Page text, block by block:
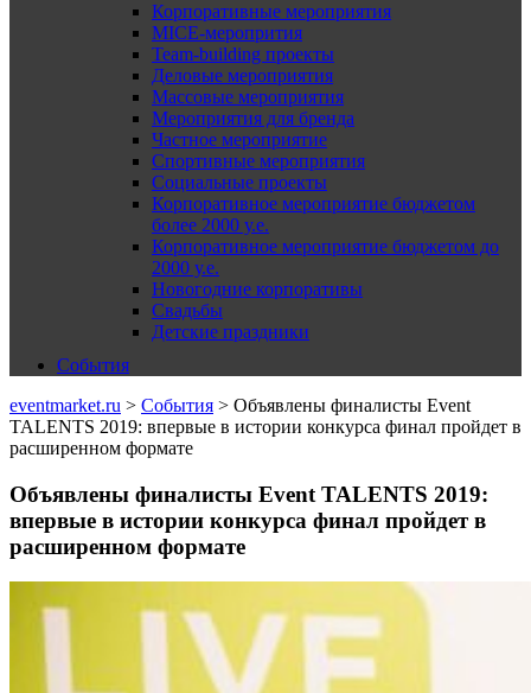
Корпоративные мероприятия
MICE-меропрития
Team-building проекты
Деловые мероприятия
Массовые мероприятия
Мероприятия для бренда
Частное мероприятие
Спортивные мероприятия
Социальные проекты
Корпоративное мероприятие бюджетом
более 2000 у.е.
Корпоративное мероприятие бюджетом до
2000 у.е.
Новогодние корпоративы
Свадьбы
Детские праздники
События
eventmarket.ru > События > Объявлены финалисты Event
TALENTS 2019: впервые в истории конкурса финал пройдет в
расширенном формате
Объявлены финалисты Event TALENTS 2019:
впервые в истории конкурса финал пройдет в
расширенном формате